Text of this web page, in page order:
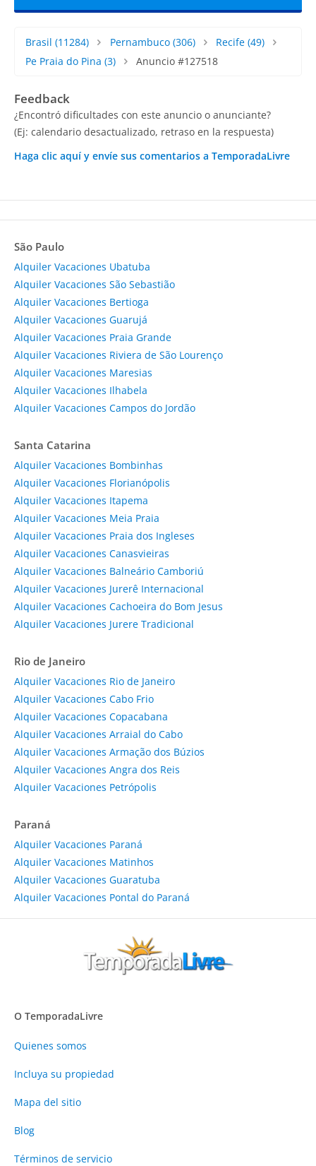
Brasil (11284) Pernambuco(306) Recife (49)
Pe Praia do Pina (3) Anuncio #127518
Feedback
¿Encontró dificultades con este anuncio o anunciante?
(Ej: calendario desactualizado, retraso en la respuesta)
Haga clic aquí y envíe sus comentarios a TemporadaLivre
São Paulo
Alquiler Vacaciones Ubatuba
Alquiler Vacaciones São Sebastião
Alquiler Vacaciones Bertioga
Alquiler Vacaciones Guarujá
Alquiler Vacaciones Praia Grande
Alquiler Vacaciones Riviera de São Lourenço
Alquiler Vacaciones Maresias
Alquiler Vacaciones Ilhabela
Alquiler Vacaciones Campos do Jordão
Santa Catarina
Alquiler Vacaciones Bombinhas
Alquiler Vacaciones Florianópolis
Alquiler Vacaciones Itapema
Alquiler Vacaciones Meia Praia
Alquiler Vacaciones Praia dos Ingleses
Alquiler Vacaciones Canasvieiras
Alquiler Vacaciones Balneário Camboriú
Alquiler Vacaciones Jurerê Internacional
Alquiler Vacaciones Cachoeira do Bom Jesus
Alquiler Vacaciones Jurere Tradicional
Rio de Janeiro
Alquiler Vacaciones Rio de Janeiro
Alquiler Vacaciones Cabo Frio
Alquiler Vacaciones Copacabana
Alquiler Vacaciones Arraial do Cabo
Alquiler Vacaciones Armação dos Búzios
Alquiler Vacaciones Angra dos Reis
Alquiler Vacaciones Petrópolis
Paraná
Alquiler Vacaciones Paraná
Alquiler Vacaciones Matinhos
Alquiler Vacaciones Guaratuba
Alquiler Vacaciones Pontal do Paraná
O TemporadaLivre
Quienes somos
Incluya su propiedad
Mapa del sitio
Blog
Términos de servicio